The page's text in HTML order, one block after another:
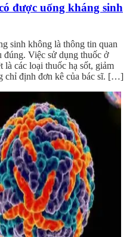
được uống kháng sinh
sinh không là thông tin quan
Việc sử dụng thuốc ở
là các loại thuốc hạ sốt, giảm
chỉ định đơn kê của bác sĩ. […]